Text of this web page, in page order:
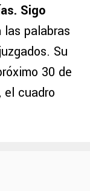
Sigo
las palabras
Su
30 de
el cuadro